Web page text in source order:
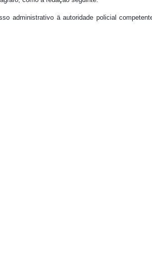
administrativo ä autoridade policial